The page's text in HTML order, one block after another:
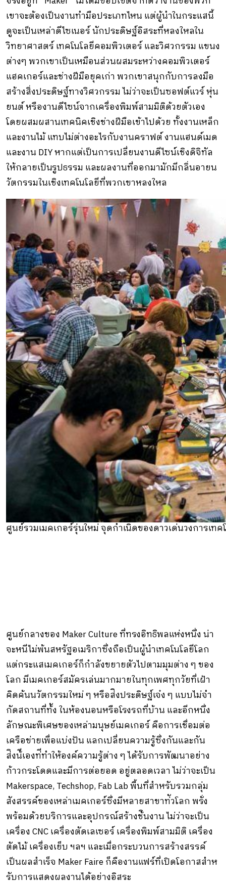
เขาจะต้องเป็นงานทํามือประเภทไหน แต่ผู้นําในกระแสนี้
ดูจะเป็นเหล่าดีไซเนอร์ นักประดิษฐ์อิสระที่หลงใหลใน
วิทยาศาสตร์ เทคโนโลยีคอมพิวเตอร์ และวิศวกรรม แขนง
ต่างๆ พวกเขาเป็นเหมือนส่วนผสมระหว่างคอมพิวเตอร์
แฮคเกอร์และช่างฝีมือยุคเก่า พวกเขาสนุกกับการลงมือ
สร้างสิ่งประดิษฐ์ทางวิศวกรรม ไม่ว่าจะเป็นซอฟต์แวร์ หุ่น
ยนต์ หรืองานดีไซน์จากเครื่องพิมพ์สามมิติด้วยตัวเอง
โดยผสมผสานเทคนิคเชิงช่างฝีมือเข้าไปด้วย ทั้งงานเหล็ก
และงานไม้ แทบไม่ต่างอะไรกับงานคราฟต์ งานแฮนด์เมด
และงาน DIY หากแต่เป็นการเปลี่ยนงานดีไซน์เชิงดิจิทัล
ให้กลายเป็นรูปธรรม และผลงานที่ออกมามักมีกลิ่นอายน
วัตกรรมในเชิงเทคโนโลยีที่พวกเขาหลงใหล
ศูนย์รวมเมคเกอร์รุ่นใหม่ จุดกําเนิดของดาวเด่นวงการเท
ศูนย์กลางของ Maker Culture ที่ทรงอิทธิพลแห่งหนึ่ง น่า
จะหนีไม่พ้นสหรัฐอเมริกาซึ่งถือเป็นผู้นําเทคโนโลยีโลก
แต่กระแสเมคเกอร์ก็กําลังขยายตัวไปตามมุมต่าง ๆ ของ
โลก มีเมคเกอร์สมัครเล่นมากมายในทุกเพศทุกวัยที่เฝ้า
คิดค้นนวัตกรรมใหม่ ๆ หรือส่ิงประดิษฐ์เจ๋ง ๆ แบบไม่จํา
กัดสถานที่ท้ัง ในห้องนอนหรือโรงรถที่บ้าน และอีกหนึ่ง
ลักษณะพิเศษของเหล่ามนุษย์เมคเกอร์ คือการเชื่อมต่อ
เครือข่ายเพื่อแบ่งปัน แลกเปลี่ยนความรู้ซึ่งกันและกัน
ส่ิงน้ีเองท่ีทําให้องค์ความรู้ต่าง ๆ ได้รับการพัฒนาอย่าง
ก้าวกระโดดและมีการต่อยอด อยู่ตลอดเวลา ไม่ว่าจะเป็น
Makerspace, Techshop, Fab Lab พื้นที่สําหรับรวมกลุ่ม
สังสรรค์ของเหล่าเมคเกอร์ซึ่งมีหลายสาขาท่ัวโลก พรั่ง
พร้อมด้วยบริการและอุปกรณ์สร้างช้ินงาน ไม่ว่าจะเป็น
เครื่อง CNC เครื่องตัดเลเซอร์ เครื่องพิมพ์สามมิติ เครื่อง
ตัดไม้ เครื่องเย็บ ฯลฯ และเมื่อกระบวนการสร้างสรรค์
เป็นผลสําเร็จ Maker Faire ก็คืองานแฟร์ที่เปิดโอกาสสําห
รับการแสดงผลงานได้อย่างอิสระ